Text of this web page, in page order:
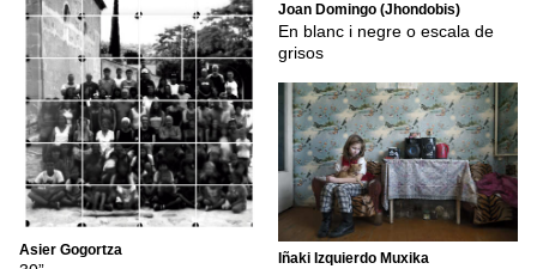
Asier Gogortza
Joan Domingo (Jhondobis)
En blanc i negre o escala de
grisos
Iñaki Izquierdo Muxika